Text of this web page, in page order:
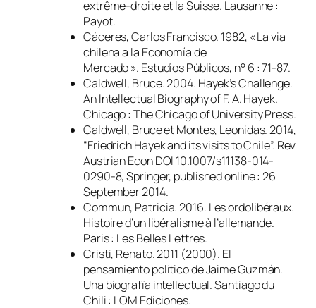
extrême-droite et la Suisse. Lausanne :
Payot.
Cáceres, Carlos Francisco. 1982, « La via
chilena a la Economía de
Mercado ». Estudios Públicos, n° 6 : 71-87.
Caldwell, Bruce. 2004. Hayek’s Challenge.
An Intellectual Biography of F. A. Hayek.
Chicago : The Chicago of University Press.
Caldwell, Bruce et Montes, Leonidas. 2014,
“Friedrich Hayek and its visits to Chile”. Rev
Austrian Econ DOI 10.1007/s11138-014-
0290-8, Springer, published online : 26
September 2014.
Commun, Patricia. 2016. Les ordolibéraux.
Histoire d’un libéralisme à l’allemande.
Paris : Les Belles Lettres.
Cristi, Renato. 2011 (2000). El
pensamiento político de Jaime Guzmán.
Una biografïa intellectual. Santiago du
Chili : LOM Ediciones.